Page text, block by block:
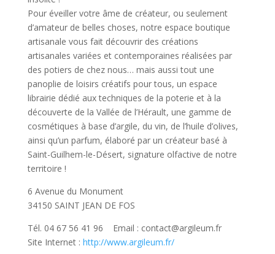
Pour éveiller votre âme de créateur, ou seulement
d’amateur de belles choses, notre espace boutique
artisanale vous fait découvrir des créations
artisanales variées et contemporaines réalisées par
des potiers de chez nous… mais aussi tout une
panoplie de loisirs créatifs pour tous, un espace
librairie dédié aux techniques de la poterie et à la
découverte de la Vallée de l’Hérault, une gamme de
cosmétiques à base d’argile, du vin, de l’huile d’olives,
ainsi qu’un parfum, élaboré par un créateur basé à
Saint-Guilhem-le-Désert, signature olfactive de notre
territoire !
6 Avenue du Monument
34150 SAINT JEAN DE FOS
Tél. 04 67 56 41 96 Email : contact@argileum.fr
Site Internet : http://www.argileum.fr/